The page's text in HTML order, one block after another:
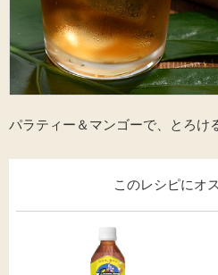
パラティー＆マンゴーで、とろけ
このレシピにオ